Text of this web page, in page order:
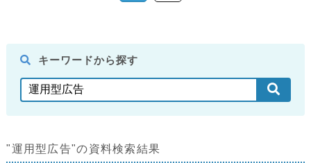
キーワードから探す
"運用型広告"の資料検索結果